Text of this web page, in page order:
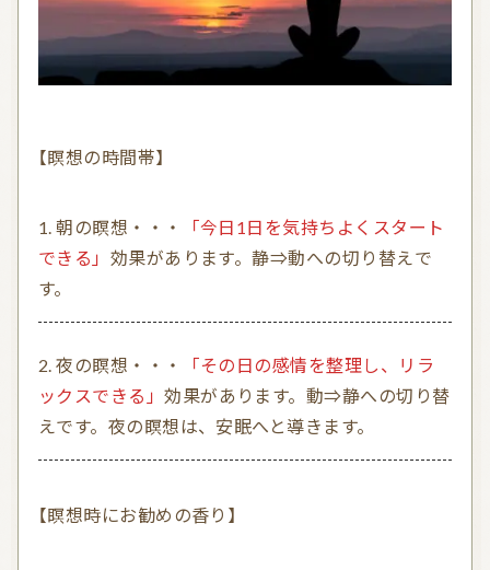
【瞑想の時間帯】
朝の瞑想・・・
「今日1日を気持ちよくスタート
できる」 効果があります。静⇒動への切り替えで
す。
夜の瞑想・・・
「その日の感情を整理し、リラ
ックスできる」効果があります。動⇒静への切り替
えです。夜の瞑想は、安眠へと導きます。
【瞑想時にお勧めの香り】